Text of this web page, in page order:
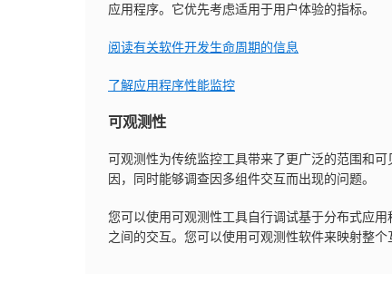
应用程序。它优先考虑适用于用户体验的指标。
阅读有关软件开发生命周期的信息
了解应用程序性能监控
可观测性
可观测性为传统监控工具带来了更广泛的范围和
因，同时能够调查因多组件交互而出现的问题。
您可以使用可观测性工具自行调试基于分布式应
之间的交互。您可以使用可观测性软件来映射整个